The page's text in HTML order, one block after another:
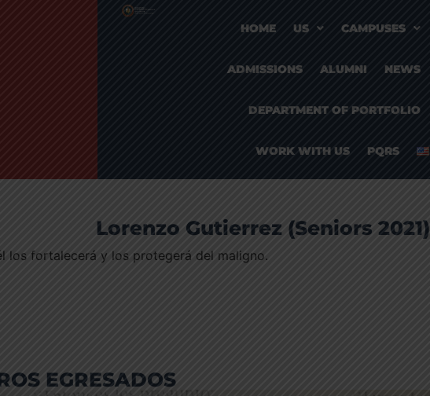
HOME US CAMPUSES
ADMISSIONS ALUMNI NEWS
DEPARTMENT OF PORTFOLIO
WORK WITH US PQRS
Lorenzo Gutierrez (Seniors 2021)
los fortalecerá y los protegerá del maligno.
EGRESADOS